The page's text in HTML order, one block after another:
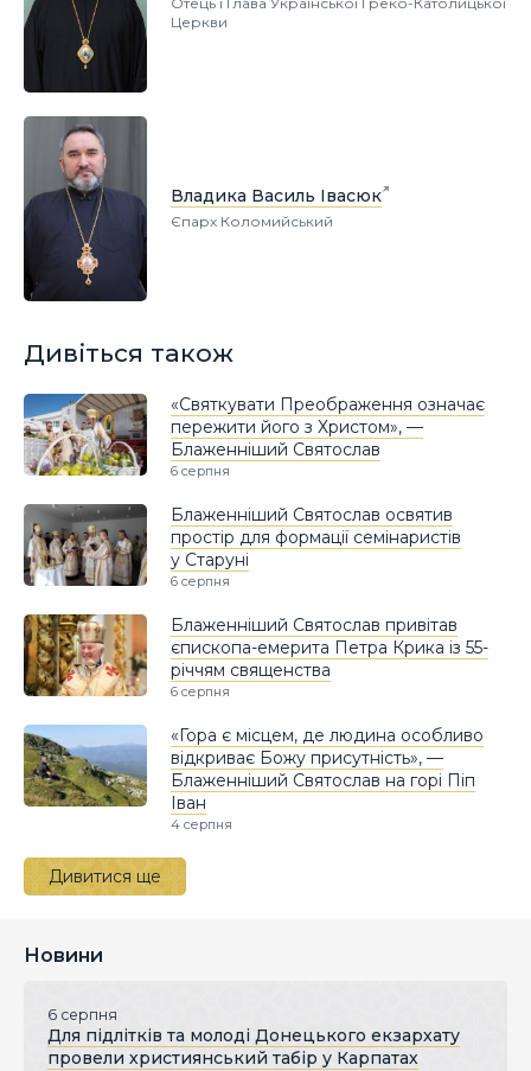
Церкви
Владика Василь Івасюк
Єпарх Коломийський
Дивіться також
«Святкувати Преображення означає
пережити його з Христом», —
Блаженніший Святослав
6 серпня
Блаженніший Святослав освятив
простір для формації семінаристів
у Старуні
6 серпня
Блаженніший Святослав привітав
єпископа-емерита Петра Крика із 55-
річчям священства
6 серпня
«Гора є місцем, де людина особливо
відкриває Божу присутність», —
Блаженніший Святослав на горі Піп
Іван
4 серпня
Дивитися ще
Новини
6 серпня
Для підлітків та молоді Донецького екзархату
провели християнський табір у Карпатах